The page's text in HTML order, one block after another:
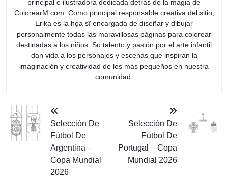
principal e ilustradora dedicada detrás de la magia de
ColorearM.com. Como principal responsable creativa del sitio,
Erika es la họa sĩ encargada de diseñar y dibujar
personalmente todas las maravillosas páginas para colorear
destinadas a los niños. Su talento y pasión por el arte infantil
dan vida a los personajes y escenas que inspiran la
imaginación y creatividad de los más pequeños en nuestra
comunidad.
Selección De
Fútbol De
Argentina –
Copa Mundial
2026
Selección De
Fútbol De
Portugal – Copa
Mundial 2026